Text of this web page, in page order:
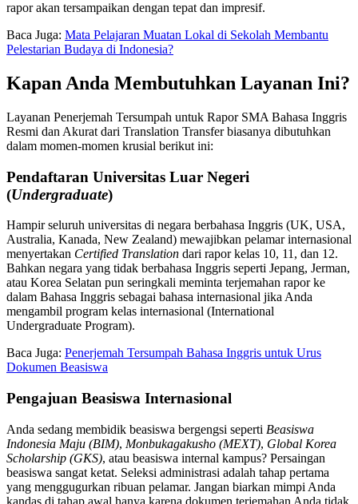
rapor akan tersampaikan dengan tepat dan impresif.
Baca Juga: Mata Pelajaran Muatan Lokal di Sekolah Membantu
Pelestarian Budaya di Indonesia?
Kapan Anda Membutuhkan Layanan Ini?
Layanan Penerjemah Tersumpah untuk Rapor SMA Bahasa Inggris
Resmi dan Akurat dari Translation Transfer biasanya dibutuhkan
dalam momen-momen krusial berikut ini:
Pendaftaran Universitas Luar Negeri
(Undergraduate)
Hampir seluruh universitas di negara berbahasa Inggris (UK, USA,
Australia, Kanada, New Zealand) mewajibkan pelamar internasional
menyertakan Certified Translation dari rapor kelas 10, 11, dan 12.
Bahkan negara yang tidak berbahasa Inggris seperti Jepang, Jerman,
atau Korea Selatan pun seringkali meminta terjemahan rapor ke
dalam Bahasa Inggris sebagai bahasa internasional jika Anda
mengambil program kelas internasional (International
Undergraduate Program).
Baca Juga: Penerjemah Tersumpah Bahasa Inggris untuk Urus
Dokumen Beasiswa
Pengajuan Beasiswa Internasional
Anda sedang membidik beasiswa bergengsi seperti Beasiswa
Indonesia Maju (BIM), Monbukagakusho (MEXT), Global Korea
Scholarship (GKS), atau beasiswa internal kampus? Persaingan
beasiswa sangat ketat. Seleksi administrasi adalah tahap pertama
yang menggugurkan ribuan pelamar. Jangan biarkan mimpi Anda
kandas di tahap awal hanya karena dokumen terjemahan Anda tidak